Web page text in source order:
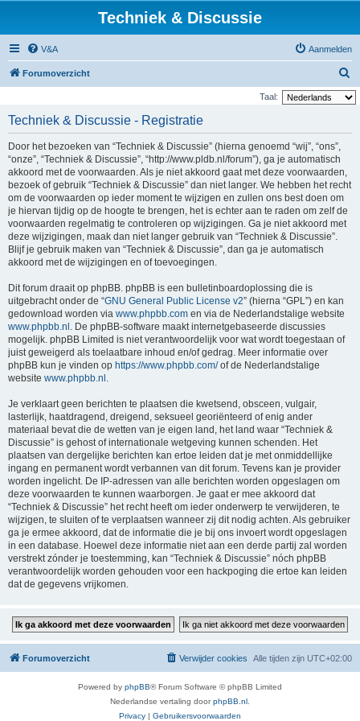
Techniek & Discussie
V&A Aanmelden
Forumoverzicht
o
Taal:
Techniek & Discussie - Registratie
Door het bezoeken van “Techniek & Discussie” (hierna genoemd “wij”, “ons”,
“onze”, “Techniek & Discussie”, “http://www.pldb.nl/forum”), ga je automatisch
akkoord met de voorwaarden. Als je niet akkoord gaat met deze voorwaarden,
bezoek of gebruik “Techniek & Discussie” dan niet langer. We hebben het recht
om de voorwaarden op ieder moment te wijzigen en zullen ons best doen om
je hiervan tijdig op de hoogte te brengen, het is echter aan te raden om zelf de
voorwaarden regelmatig te controleren op wijzigingen. Ga je niet akkoord met
deze wijzigingen, maak dan niet langer gebruik van “Techniek & Discussie”.
Blijf je gebruik maken van “Techniek & Discussie”, dan ga je automatisch
akkoord met de wijzigingen en of toevoegingen.
Dit forum draait op phpBB. phpBB is een bulletinboardoplossing die is
uitgebracht onder de “GNU General Public License v2” (hierna “GPL”) en kan
gedownload worden via www.phpbb.com en via de Nederlandstalige website
www.phpbb.nl . De phpBB-software maakt internetgebaseerde discussies
mogelijk. phpBB Limited is niet verantwoordelijk voor wat wordt toegestaan of
juist geweigerd als toelaatbare inhoud en/of gedrag. Meer informatie over
phpBB kun je vinden op https://www.phpbb.com/of de Nederlandstalige
website www.phpbb.nl .
Je verklaart geen berichten te plaatsen die kwetsend, obsceen, vulgair,
lasterlijk, haatdragend, dreigend, seksueel georiënteerd of enig ander
materiaal bevat die de wetten van je eigen land, het land waar “Techniek &
Discussie” is gehost of internationale wetgeving kunnen schenden. Het
plaatsen van dergelijke berichten kan ertoe leiden dat je met onmiddellijke
ingang en permanent wordt verbannen van dit forum. Tevens kan je provider
worden ingelicht. De IP-adressen van alle berichten worden opgeslagen om
deze voorwaarden te kunnen waarborgen. Je gaat er mee akkoord dat
“Techniek & Discussie” het recht heeft om ieder onderwerp te verwijderen, te
wijzigen, te sluiten of te verplaatsen wanneer zij dit nodig achten. Als gebruiker
ga je ermee akkoord, dat de informatie die je bij ons invoert wordt opgeslagen
in een database. Hoewel deze informatie niet aan een derde partij zal worden
verstrekt zónder je toestemming, kan “Techniek & Discussie” nóch phpBB
verantwoordelijk worden gehouden voor een hackpoging die ertoe kan leiden
dat de gegevens vrijkomen.
Forumoverzicht Alle tijden zijn UTC+02:00
Verwijder cookies
Powered by phpBB® Forum Software © phpBB Limited
Nederlandse vertaling doorphpBB.nl
Privacy | Gebruikersvoorwaarden